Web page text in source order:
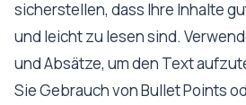
sicherstellen, dass Ihre Inhalte
und leicht zu lesen sind.
und Absätze, um den Text
Sie Gebrauch von Bullet Points